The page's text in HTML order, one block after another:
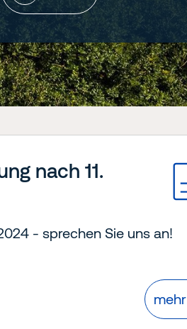
nach 11.
- sprechen Sie uns an!
mehr